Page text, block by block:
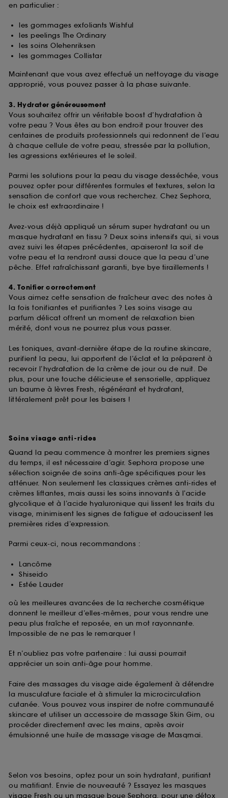
en particulier :
les gommages exfoliants Wishful
les peelings The Ordinary
les soins Olehenriksen
les gommages Collistar
Maintenant que vous avez effectué un nettoyage du visage
approprié, vous pouvez passer à la phase suivante.
3. Hydrater généreusement
Vous souhaitez offrir un véritable boost d’hydratation à
votre peau ? Vous êtes au bon endroit pour trouver des
centaines de produits professionnels qui redonnent de l’eau
à chaque cellule de votre peau, stressée par la pollution,
les agressions extérieures et le soleil.
Parmi les solutions pour la peau du visage desséchée, vous
pouvez opter pour différentes formules et textures, selon la
sensation de confort que vous recherchez. Chez Sephora,
le choix est extraordinaire !
Avez-vous déjà appliqué un sérum super hydratant ou un
masque hydratant en tissu ? Deux soins intensifs qui, si vous
avez suivi les étapes précédentes, apaiseront la soif de
votre peau et la rendront aussi douce que la peau d’une
pêche. Effet rafraîchissant garanti, bye bye tiraillements !
4. Tonifier correctement
Vous aimez cette sensation de fraîcheur avec des notes à
la fois tonifiantes et purifiantes ? Les soins visage au
parfum délicat offrent un moment de relaxation bien
mérité, dont vous ne pourrez plus vous passer.
Les toniques, avant-dernière étape de la routine skincare,
purifient la peau, lui apportent de l’éclat et la préparent à
recevoir l’hydratation de la crème de jour ou de nuit. De
plus, pour une touche délicieuse et sensorielle, appliquez
un baume à lèvres Fresh, régénérant et hydratant,
littéralement prêt pour les baisers !
Soins visage anti-rides
Quand la peau commence à montrer les premiers signes
du temps, il est nécessaire d’agir. Sephora propose une
sélection soignée de soins anti-âge spécifiques pour les
atténuer. Non seulement les classiques crèmes anti-rides et
crèmes liftantes, mais aussi les soins innovants à l’acide
glycolique et à l’acide hyaluronique qui lissent les traits du
visage, minimisent les signes de fatigue et adoucissent les
premières rides d’expression.
Parmi ceux-ci, nous recommandons :
Lancôme
Shiseido
Estée Lauder
où les meilleures avancées de la recherche cosmétique
donnent le meilleur d’elles-mêmes, pour vous rendre une
peau plus fraîche et reposée, en un mot rayonnante.
Impossible de ne pas le remarquer !
Et n’oubliez pas votre partenaire : lui aussi pourrait
apprécier un soin anti-âge pour homme.
Faire des massages du visage aide également à détendre
la musculature faciale et à stimuler la microcirculation
cutanée. Vous pouvez vous inspirer de notre communauté
skincare et utiliser un accessoire de massage Skin Gim, ou
procéder directement avec les mains, après avoir
émulsionné une huile de massage visage de Masqmai.
Selon vos besoins, optez pour un soin hydratant, purifiant
ou matifiant. Envie de nouveauté ? Essayez les masques
visage Fresh ou un masque boue Sephora, pour une détox